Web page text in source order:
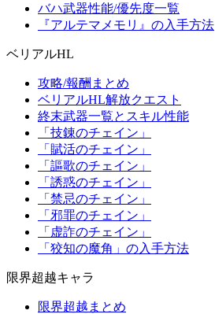
バハ武器性能/優先度一覧
『アルテマメモリ』の入手方法
ベリアルHL
攻略/報酬まとめ
ベリアルHL解放クエスト
終末武器一覧とスキル性能
「技錬のチェイン」
「賦活のチェイン」
「謳歌のチェイン」
「誘惑のチェイン」
「禁忌のチェイン」
「邪罪のチェイン」
「虚詐のチェイン」
「狡知の魔角」の入手方法
限界超越キャラ
限界超越まとめ